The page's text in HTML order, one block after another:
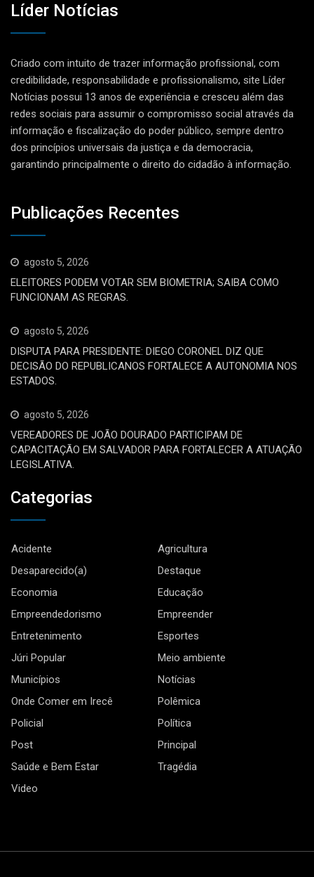
Líder Notícias
Criado com intuito de trazer informação profissional, com
credibilidade, responsabilidade e profissionalismo, site Líder
Notícias possui 13 anos de experiência e cresceu além das
redes sociais para assumir o compromisso social através da
informação e fiscalização do poder público, sempre dentro
dos princípios universais da justiça e da democracia,
garantindo principalmente o direito do cidadão à informação.
Publicações Recentes
agosto 5, 2026
ELEITORES PODEM VOTAR SEM BIOMETRIA; SAIBA COMO
FUNCIONAM AS REGRAS.
agosto 5, 2026
DISPUTA PARA PRESIDENTE: DIEGO CORONEL DIZ QUE
DECISÃO DO REPUBLICANOS FORTALECE A AUTONOMIA NOS
ESTADOS.
agosto 5, 2026
VEREADORES DE JOÃO DOURADO PARTICIPAM DE
CAPACITAÇÃO EM SALVADOR PARA FORTALECER A ATUAÇÃO
LEGISLATIVA.
Categorias
Acidente
Agricultura
Desaparecido(a)
Destaque
Economia
Educação
Empreendedorismo
Empreender
Entretenimento
Esportes
Júri Popular
Meio ambiente
Municípios
Notícias
Onde Comer em Irecê
Polêmica
Policial
Política
Post
Principal
Saúde e Bem Estar
Tragédia
Video